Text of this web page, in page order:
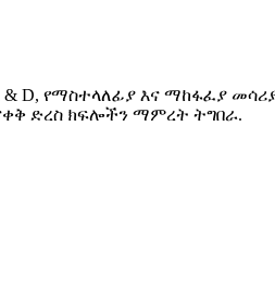
& D, የማስተላለፊያ እና ማከፋፈያ
ድረስ ክፍሎችን ማምረት ትግበራ.